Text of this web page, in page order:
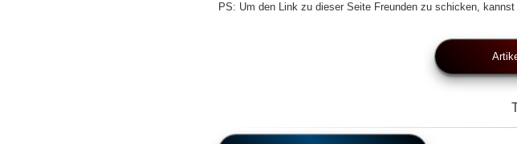
PS: Um den Link zu dieser Seite Freunden zu schicken,